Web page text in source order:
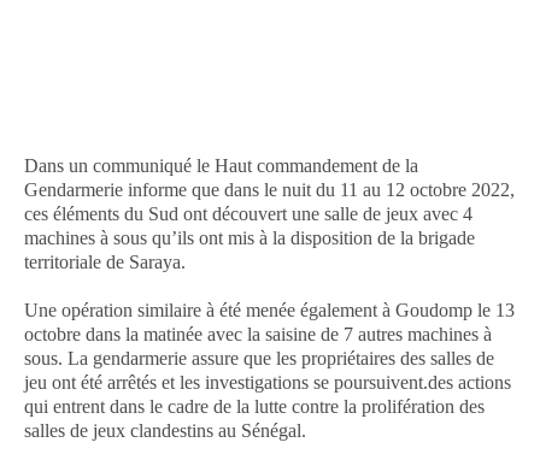
Dans un communiqué le Haut commandement de la
Gendarmerie informe que dans le nuit du 11 au 12 octobre 2022,
ces éléments du Sud ont découvert une salle de jeux avec 4
machines à sous qu’ils ont mis à la disposition de la brigade
territoriale de Saraya.
Une opération similaire à été menée également à Goudomp le 13
octobre dans la matinée avec la saisine de 7 autres machines à
sous. La gendarmerie assure que les propriétaires des salles de
jeu ont été arrêtés et les investigations se poursuivent.des actions
qui entrent dans le cadre de la lutte contre la prolifération des
salles de jeux clandestins au Sénégal.